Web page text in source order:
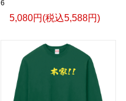
6
5,080円(税込5,588円)